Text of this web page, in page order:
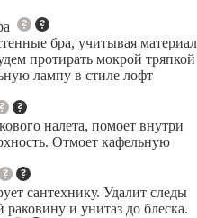
бра, учитывая материал
протирать мокрой тряпкой
лампу в стиле лофт
налета, помоет внутри
Отмоет кафельную
сантехнику. Удалит следы
и унитаз до блеска.